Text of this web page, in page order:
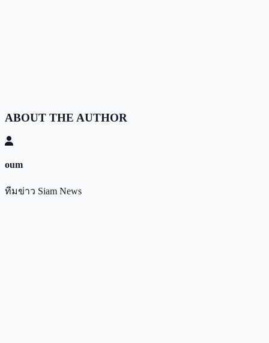
ABOUT THE AUTHOR
oum
ทีมข่าว Siam News